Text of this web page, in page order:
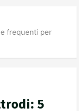
frequenti per
5